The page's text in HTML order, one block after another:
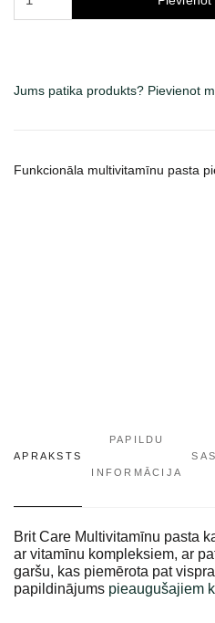
100
Jums patika produkts? Pievienot
Funkcionāla multivitamīnu pasta
APRAKSTS
PAPILDU
INFORMĀCIJA
Brit Care Multivitamīnu pasta
ar vitamīnu kompleksiem, ar
garšu, kas piemērota pat
papildinājums pieaugušajiem